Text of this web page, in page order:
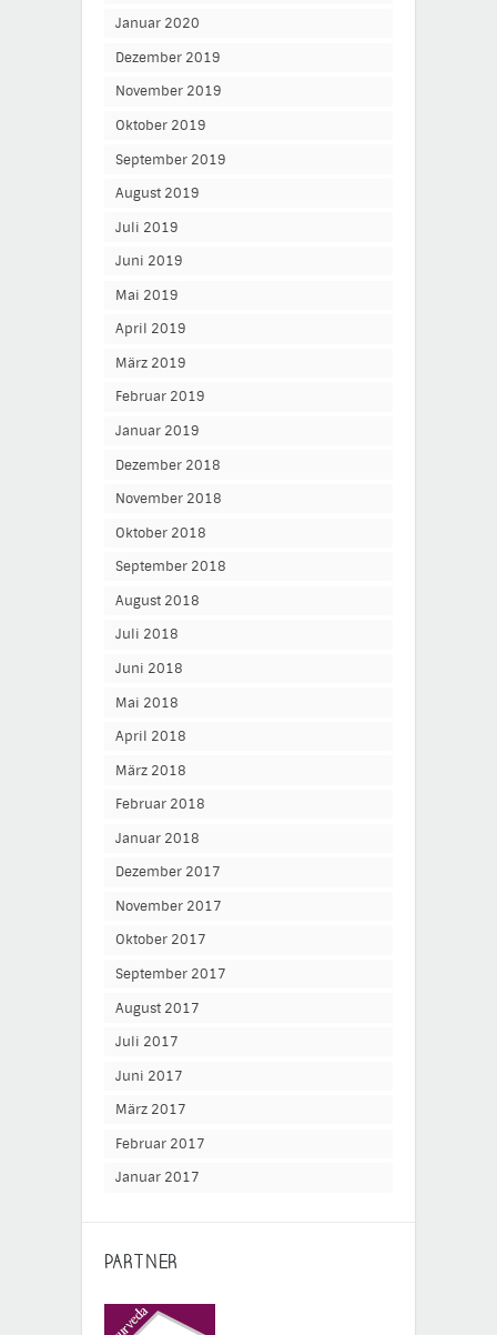
Januar 2020
Dezember 2019
November 2019
Oktober 2019
September 2019
August 2019
Juli 2019
Juni 2019
Mai 2019
April 2019
März 2019
Februar 2019
Januar 2019
Dezember 2018
November 2018
Oktober 2018
September 2018
August 2018
Juli 2018
Juni 2018
Mai 2018
April 2018
März 2018
Februar 2018
Januar 2018
Dezember 2017
November 2017
Oktober 2017
September 2017
August 2017
Juli 2017
Juni 2017
März 2017
Februar 2017
Januar 2017
PARTNER